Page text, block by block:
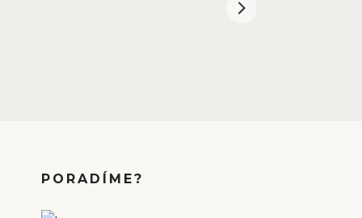
PORADÍME?